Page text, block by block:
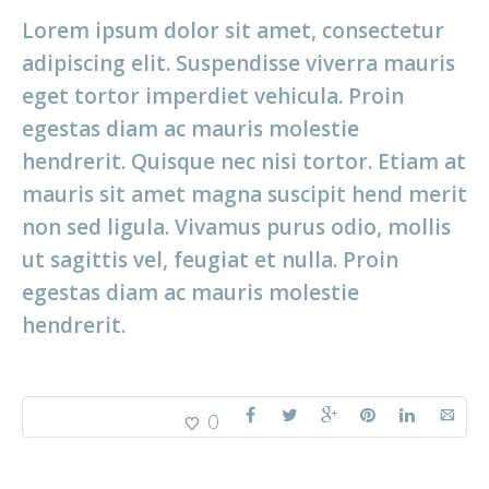
Lorem ipsum dolor sit amet, consectetur
adipiscing elit. Suspendisse viverra mauris
eget tortor imperdiet vehicula. Proin
egestas diam ac mauris molestie
hendrerit. Quisque nec nisi tortor. Etiam at
mauris sit amet magna suscipit hend merit
non sed ligula. Vivamus purus odio, mollis
ut sagittis vel, feugiat et nulla. Proin
egestas diam ac mauris molestie
hendrerit.
0